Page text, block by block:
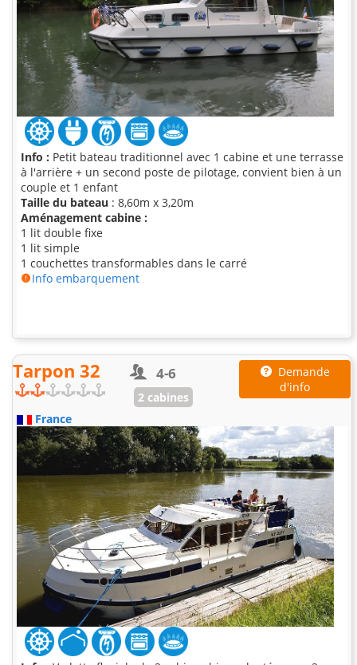
Info : Petit bateau traditionnel avec 1 cabine et une terrasse
à l'arrière + un second poste de pilotage, convient bien à un
couple et 1 enfant
Taille du bateau : 8,60m x 3,20m
Aménagement cabine :
1 lit double fixe
1 lit simple
1 couchettes transformables dans le carré
Info embarquement
Tarpon 32 4-6
2 cabines
Demande
d'info
France